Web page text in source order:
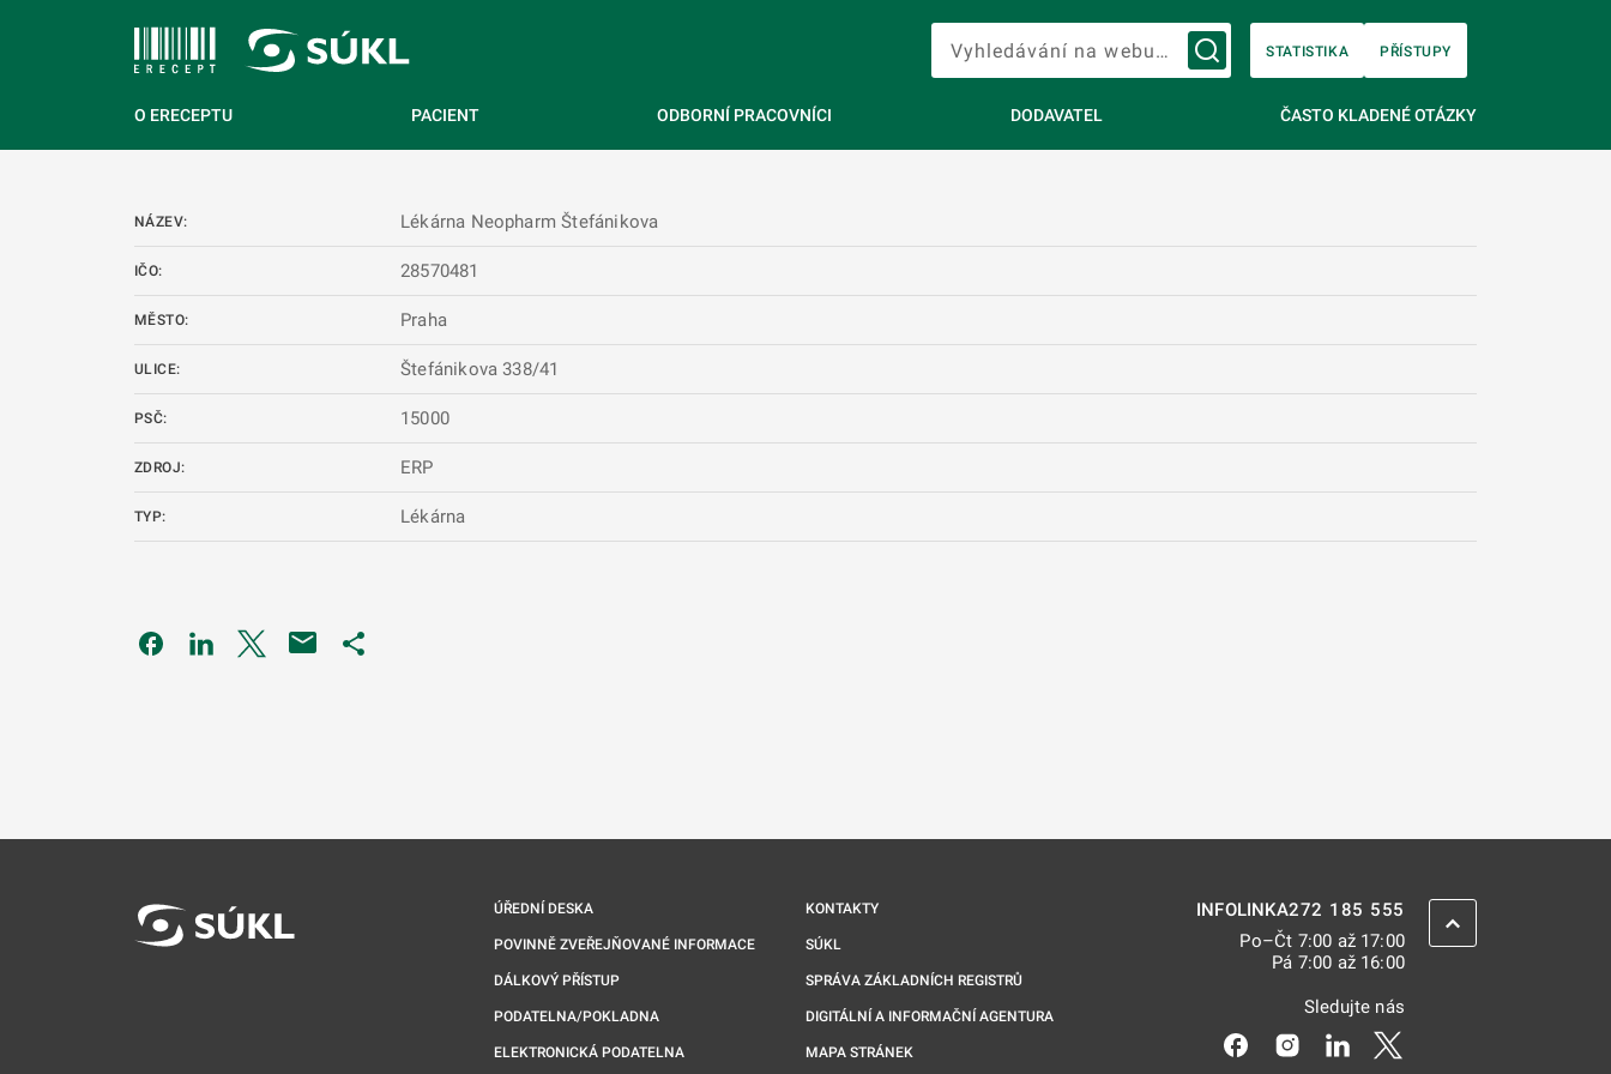
Vyhledávání na webu…
STATISTIKA PŘÍSTUPY
O ERECEPTU PACIENT ODBORNÍ PRACOVNÍCI DODAVATEL ČASTO KLADENÉ OTÁZKY
NÁZEV: Lékárna Neopharm Štefánikova
IČO: 28570481
MĚSTO: Praha
ULICE: Štefánikova 338/41
PSČ: 15000
ZDROJ: ERP
TYP: Lékárna
Odkaz se otevře na nové kartě
Odkaz se otevře na nové kartě
Odkaz se otevře na nové kartě
ÚŘEDNÍ DESKA
POVINNĚ ZVEŘEJŇOVANÉ INFORMACE
DÁLKOVÝ PŘÍSTUP
PODATELNA/POKLADNA
ELEKTRONICKÁ PODATELNA
KONTAKTY
SÚKL
SPRÁVA ZÁKLADNÍCH REGISTRŮ
DIGITÁLNÍ A INFORMAČNÍ AGENTURA
MAPA STRÁNEK
INFOLINKA272 185 555
Po–Čt 7:00 až 17:00
Pá 7:00 až 16:00
Sledujte nás
Odkaz se otevře na nové kartě
Odkaz se otevře na nové kartě
Odkaz se otevře na nové
ZPĚT NAHORU